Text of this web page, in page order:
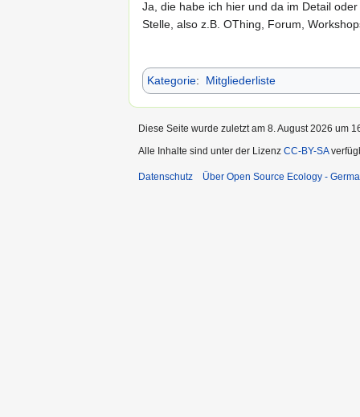
Ja, die habe ich hier und da im Detail
Stelle, also z.B. OThing, Forum,
Kategorie: Mitgliederliste
Diese Seite wurde zuletzt am 8. August 2026 um
Alle Inhalte sind unter der Lizenz CC-BY-SA
Datenschutz Über Open Source Ecology -